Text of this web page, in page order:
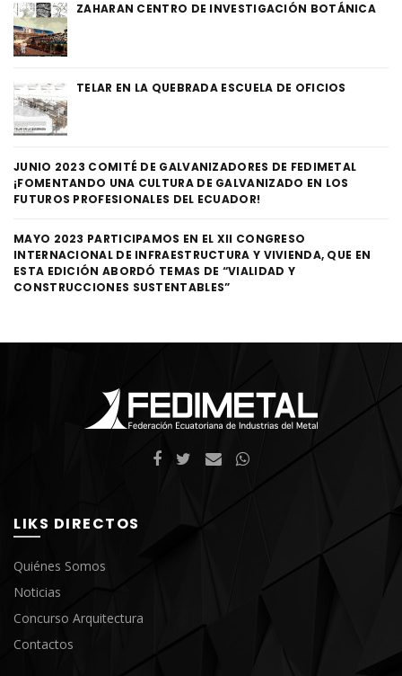
ZAHARAN CENTRO DE INVESTIGACIÓN BOTÁNICA
TELAR EN LA QUEBRADA ESCUELA DE OFICIOS
JUNIO 2023 COMITÉ DE GALVANIZADORES DE FEDIMETAL
¡FOMENTANDO UNA CULTURA DE GALVANIZADO EN LOS
FUTUROS PROFESIONALES DEL ECUADOR!
MAYO 2023 PARTICIPAMOS EN EL XII CONGRESO
INTERNACIONAL DE INFRAESTRUCTURA Y VIVIENDA, QUE EN
ESTA EDICIÓN ABORDÓ TEMAS DE “VIALIDAD Y
CONSTRUCCIONES SUSTENTABLES”
LIKS DIRECTOS
Quiénes Somos
Noticias
Concurso Arquitectura
Contactos